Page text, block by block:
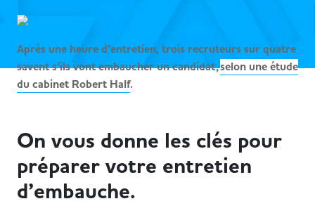
Après une heure d’entretien, trois recruteurs sur quatre
savent s’ils vont embaucher un candidat,selon une étude
du cabinet Robert Half.
On vous donne les clés pour
préparer votre entretien
d’embauche.